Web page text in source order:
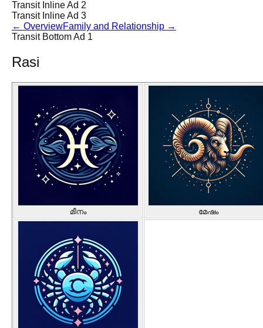
Transit Inline Ad 2
Transit Inline Ad 3
← OverviewFamily and Relationship →
Transit Bottom Ad 1
Rasi
മീനം മേഷം